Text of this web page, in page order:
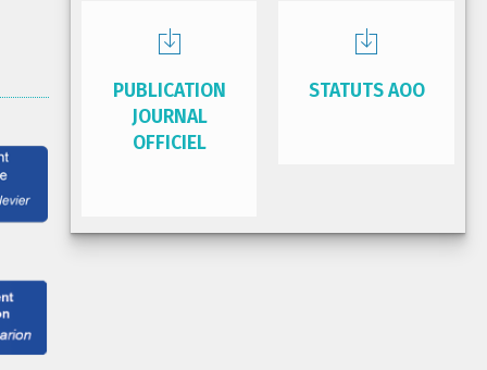
PUBLICATION
JOURNAL
OFFICIEL
STATUTS AOO